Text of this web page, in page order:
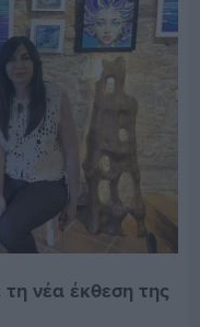
νέα έκθεση της